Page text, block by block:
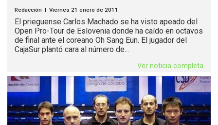
Redacción | Viernes 21 enero de 2011
El prieguense Carlos Machado se ha visto apeado del
Open Pro-Tour de Eslovenia donde ha caído en octavos
de final ante el coreano Oh Sang Eun. El jugador del
CajaSur plantó cara al número de...
Ver noticia completa